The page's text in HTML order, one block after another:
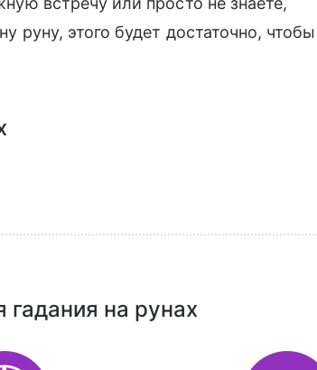
руну, этого будет достаточно, чтобы
на рунах